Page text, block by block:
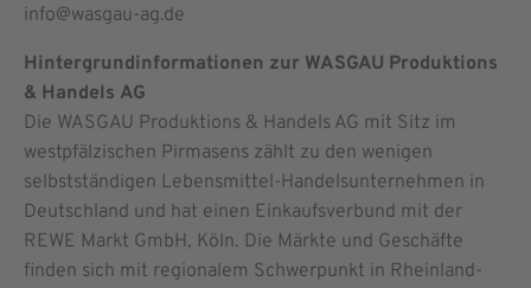
info@wasgau-ag.de
Hintergrundinformationen zur WASGAU Produktions
& Handels AG
Die WASGAU Produktions & Handels AG mit Sitz im
westpfälzischen Pirmasens zählt zu den wenigen
selbstständigen Lebensmittel-Handelsunternehmen in
Deutschland und hat einen Einkaufsverbund mit der
REWE Markt GmbH, Köln. Die Märkte und Geschäfte
finden sich mit regionalem Schwer­punkt in Rheinland-